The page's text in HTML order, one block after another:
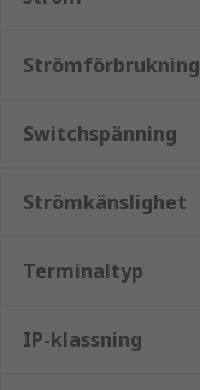
Strömförbrukning
Switchspänning
Strömkänslighet
Terminaltyp
IP-klassning